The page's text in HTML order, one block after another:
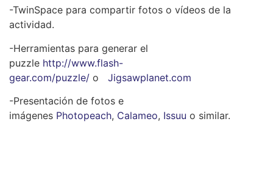
-TwinSpace para compartir fotos o vídeos de la
actividad.
-Herramientas para generar el
puzzle http://www.flash-
gear.com/puzzle/ o Jigsawplanet.com
-Presentación de fotos e
imágenes Photopeach, Calameo, Issuu o similar.